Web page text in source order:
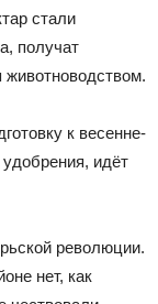
стали
получат
к весенне-
идёт
революции.
нет, как